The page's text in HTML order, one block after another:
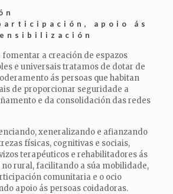
apoio ás
a creación de espazos
e universais tratamos de dotar de
ás persoas que habitan
de proporcionar seguridade a
e da consolidación das redes
xeneralizando e afianzando
físicas, cognitivas e sociais,
terapéuticos e rehabilitadores ás
no rural, facilitando a súa mobilidade,
comunitaria e o ocio
apoio ás persoas coidadoras.